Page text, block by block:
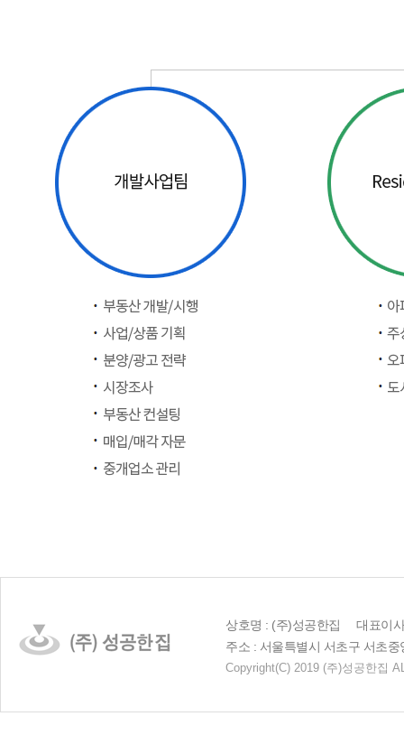
상호명 : (주)성공한집 대표이
주소 : 서울특별시 서초구 서초
Copyright(C) 2019 (주)성공한집